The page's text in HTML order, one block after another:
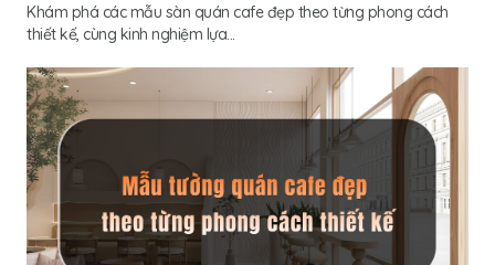
Khám phá các mẫu sàn quán cafe đẹp theo từng phong cách
thiết kế, cùng kinh nghiệm lựa...